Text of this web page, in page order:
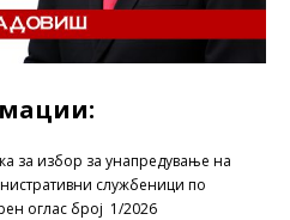
за избор за унапредување на
службеници по
оглас број 1/2026